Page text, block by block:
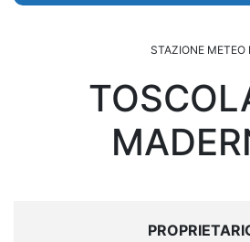
STAZIONE METEO